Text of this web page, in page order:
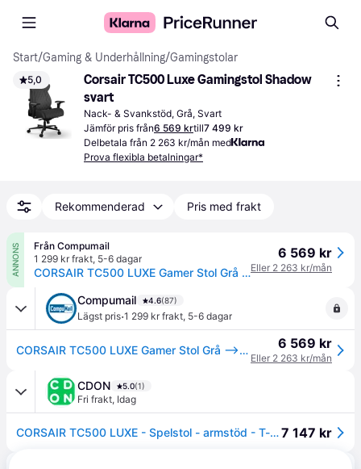
Start/Gaming & Underhållning/Gamingstolar
5,0
Corsair TC500 Luxe Gamingstol Shadow
svart
Nack- & Svankstöd, Grå, Svart
Jämför pris från6 569 krtill7 499 kr
Delbetala från 2 263 kr/mån med
Prova flexibla betalningar*
Rekommenderad Pris med frakt
ANNONS
Från Compumail
1 299 kr frakt, 5-6 dagar
CORSAIR TC500 LUXE Gamer Stol Grå --> I externt lager, forväntat leveransdatum hos dig 13-08-2026
6 569 kr
Eller 2 263 kr/mån
Compumail 4.6(87)
Lägst pris·1 299 kr frakt, 5-6 dagar
CORSAIR TC500 LUXE Gamer Stol Grå --> I externt lager, forväntat leveransdatum hos dig 13-08-2026 6 569 kr
Eller 2 263 kr/mån
CDON 5.0(1)
Fri frakt, Idag
CORSAIR TC500 LUXE - Spelstol - armstöd - T-formad - lutning - svängtapp - tyg - skugga7 147 kr